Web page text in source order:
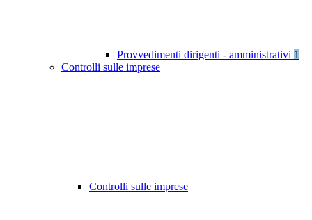
Provvedimenti dirigenti - amministrativi 1
Controlli sulle imprese
Controlli sulle imprese